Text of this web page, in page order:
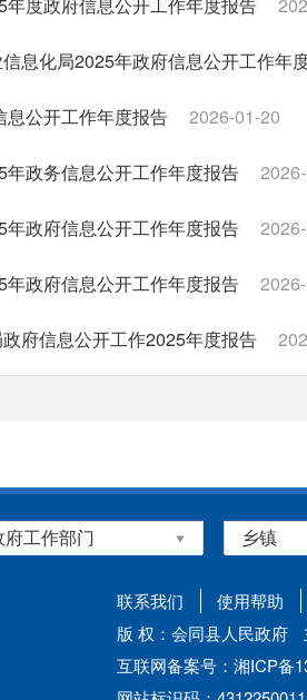
度政府信息公开工作年度报告
息化局2025年政府信息公开工作年
公开工作年度报告 2026-01-20
政务信息公开工作年度报告
政府信息公开工作年度报告
政府信息公开工作年度报告
府信息公开工作2025年度报告
4
联系我们 使用帮助
版 权：会同县人民政府
互联网备案号：湘ICP备